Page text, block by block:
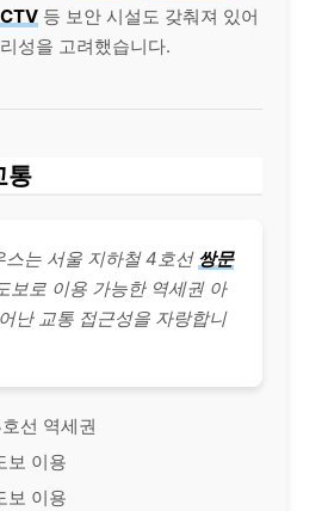
등 보안 시설도 갖춰져 있어
성을 고려했습니다.
통
스는 서울 지하철 4호선 쌍문
보로 이용 가능한 역세권 아
난 교통 접근성을 자랑합니
선 역세권
보 이용
보 이용